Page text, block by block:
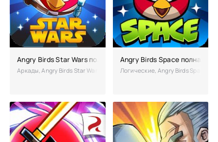
Angry Birds Star Wars полная версия (взломанный)
Аркады, Angry Birds Star Wars – оригинальная часть о новых
Angry Birds Space полная
Логические, Angry Birds Space –